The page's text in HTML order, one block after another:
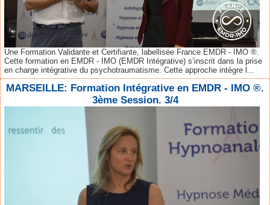
Une Formation Validante et Certifiante, labellisée France EMDR - IMO ®.
Cette formation en EMDR - IMO (EMDR Intégrative) s’inscrit dans la prise
en charge intégrative du psychotraumatisme. Cette approche intègre l...
MARSEILLE: Formation Intégrative en EMDR - IMO ®.
3ème Session. 3/4